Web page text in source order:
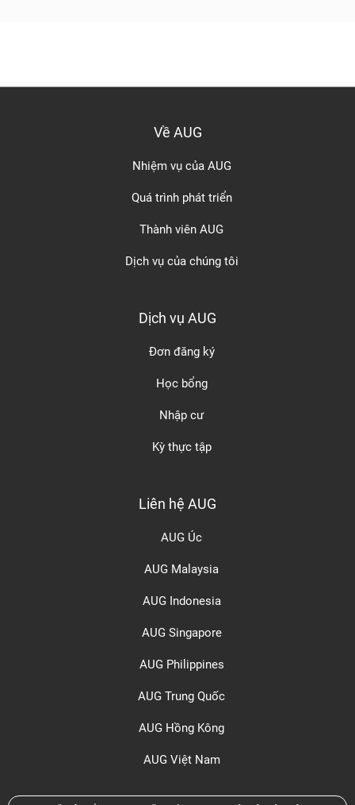
Về AUG
Nhiệm vụ của AUG
Quá trình phát triển
Thành viên AUG
Dịch vụ của chúng tôi
Dịch vụ AUG
Đơn đăng ký
Học bổng
Nhập cư
Kỳ thực tập
Liên hệ AUG
AUG Úc
AUG Malaysia
AUG Indonesia
AUG Singapore
AUG Philippines
AUG Trung Quốc
AUG Hồng Kông
AUG Việt Nam